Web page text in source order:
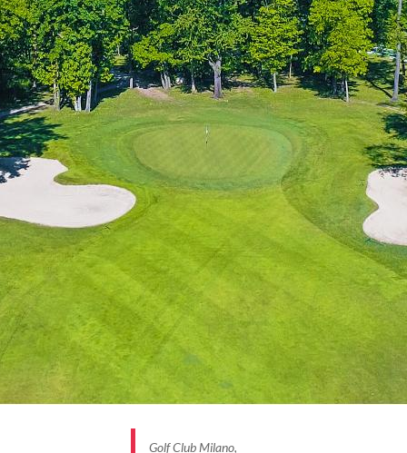
Golf Club Milano,